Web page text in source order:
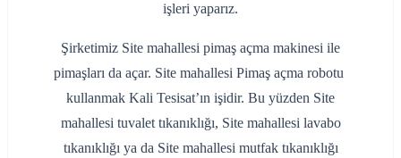
işleri yaparız.
Şirketimiz Site mahallesi pimaş açma makinesi ile
pimaşları da açar. Site mahallesi Pimaş açma robotu
kullanmak Kali Tesisat’ın işidir. Bu yüzden Site
mahallesi tuvalet tıkanıklığı, Site mahallesi lavabo
tıkanıklığı ya da Site mahallesi mutfak tıkanıklığı